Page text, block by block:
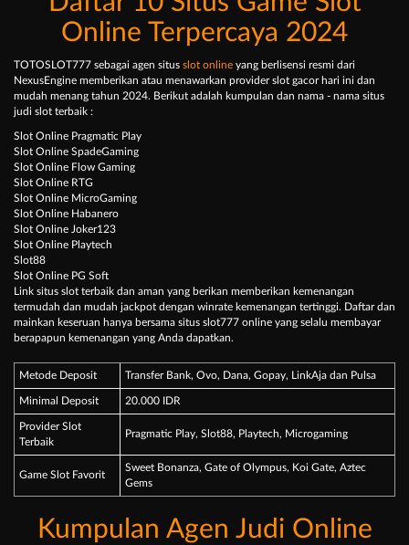
Online Terpercaya 2024
TOTOSLOT777 sebagai agen situs slot online yang berlisensi resmi dari
NexusEngine memberikan atau menawarkan provider slot gacor hari ini dan
mudah menang tahun 2024. Berikut adalah kumpulan dan nama - nama situs
judi slot terbaik :
Slot Online Pragmatic Play
Slot Online SpadeGaming
Slot Online Flow Gaming
Slot Online RTG
Slot Online MicroGaming
Slot Online Habanero
Slot Online Joker123
Slot Online Playtech
Slot88
Slot Online PG Soft
Link situs slot terbaik dan aman yang berikan memberikan kemenangan
termudah dan mudah jackpot dengan winrate kemenangan tertinggi. Daftar dan
mainkan keseruan hanya bersama situs slot777 online yang selalu membayar
berapapun kemenangan yang Anda dapatkan.
Metode Deposit Transfer Bank, Ovo, Dana, Gopay, LinkAja dan Pulsa
Minimal Deposit 20.000 IDR
Provider Slot
Terbaik
Pragmatic Play, Slot88, Playtech, Microgaming
Game Slot Favorit
Sweet Bonanza, Gate of Olympus, Koi Gate, Aztec
Gems
Kumpulan Agen Judi Online